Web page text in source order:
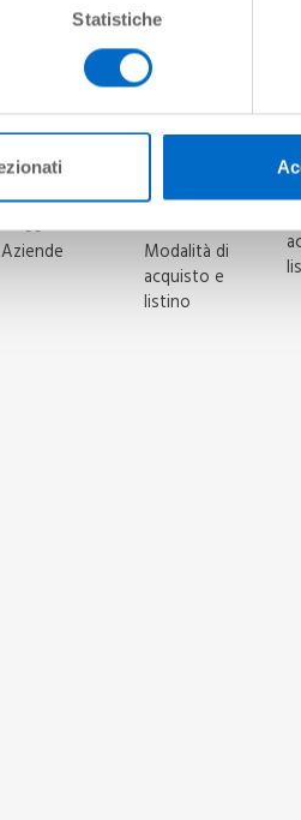
Statistiche
Opportunità
commerciali
Partners e
opportunità
Pubblicità
Agenzie di
Viaggio
Aziende
Permessi e
Documenti
e permessi
Ufficio
Tesseramento
accesso
Modulistica
Modalità di
acquisto e
listino